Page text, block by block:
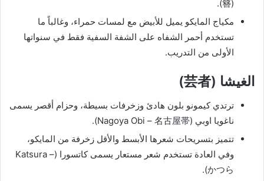
(簪).
مكياج المايكو يميل للأبيض مع لمسات حمراء، وغالباً ما
تستخدم أحمر الشفاه على الشفة السفية فقط في سنواتها
الأولى من التدريب.
الغيشا (芸者)
ترتدي كيمونو بلون هادئ وزخرفات بسيطة، وحزام أقصر يسمى
ناغويا اوبي (Nagoya Obi – 名古屋帯).
تتميز بتسريحات شعرها الأبسط والأقل زخرفة من المايكو،
وفي العادة تستخدم شعر مستعار يسمى كاتسورا (Katsura –
かつら).